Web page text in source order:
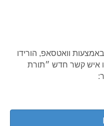
וואטסאפ, הורידו
איש קשר חדש ״תורת